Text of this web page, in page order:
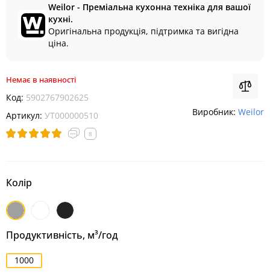
Weilor - Преміальна кухонна техніка для вашої
кухні.
Оригінальна продукція, підтримка та вигідна
ціна.
Немає в наявності
Код: 5902767902625
Артикул: УТ000000510
8
Виробник: Weilor
Колір
Нержавіюча
сталь
Білий Чорний
Продуктивність, м³/год
1000